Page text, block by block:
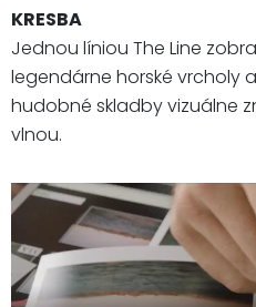
KRESBA
Jednou líniou The Line
legendárne horské vrcholy
hudobné skladby vizuálne
vlnou.